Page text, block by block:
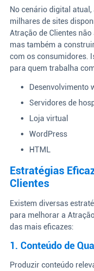
No cenário digital
milhares de sites
Atração de Clientes
mas também a
com os consumidores.
para quem trabalha
Desenvolvimento
Servidores de
Loja virtual
WordPress
HTML
Estratégias
Clientes
Existem diversas
para melhorar a
das mais eficazes:
1. Conteúdo de
Produzir conteúdo